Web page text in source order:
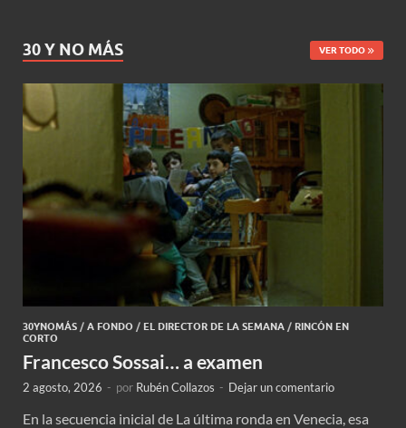
30 Y NO MÁS VER TODO
30YNOMÁS / A FONDO / EL DIRECTOR DE LA SEMANA / RINCÓN EN
CORTO
Francesco Sossai… a examen
2 agosto, 2026 - por Rubén Collazos - Dejar un comentario
En la secuencia inicial de La última ronda en Venecia, esa